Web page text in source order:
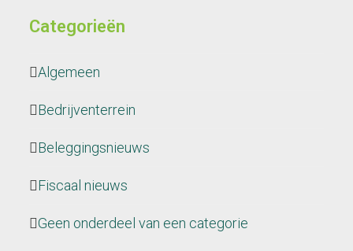
Categorieën
Algemeen
Bedrijventerrein
Beleggingsnieuws
Fiscaal nieuws
Geen onderdeel van een categorie